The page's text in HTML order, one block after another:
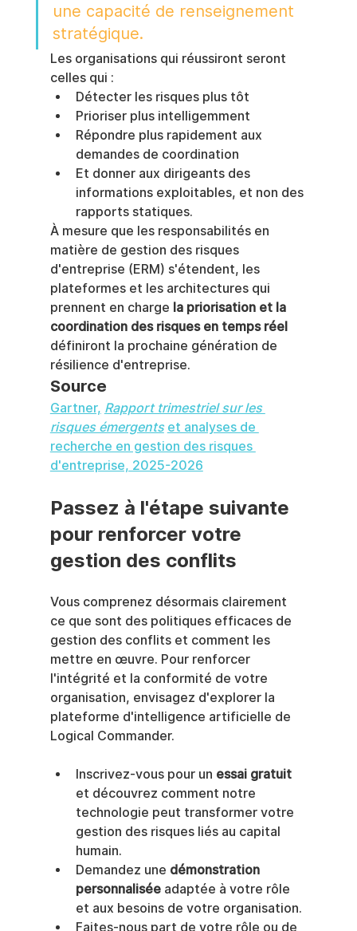
une capacité de renseignement
stratégique.
Les organisations qui réussiront seront
celles qui :
Détecter les risques plus tôt
Prioriser plus intelligemment
Répondre plus rapidement aux
demandes de coordination
Et donner aux dirigeants des
informations exploitables, et non des
rapports statiques.
À mesure que les responsabilités en
matière de gestion des risques
d'entreprise (ERM) s'étendent, les
plateformes et les architectures qui
prennent en charge la priorisation et la
coordination des risques en temps réel
définiront la prochaine génération de
résilience d'entreprise.
Source
Gartner, Rapport trimestriel sur les
risques émergents et analyses de
recherche en gestion des risques
d'entreprise, 2025-2026
Passez à l'étape suivante
pour renforcer votre
gestion des conflits
Vous comprenez désormais clairement
ce que sont des politiques efficaces de
gestion des conflits et comment les
mettre en œuvre. Pour renforcer
l'intégrité et la conformité de votre
organisation, envisagez d'explorer la
plateforme d'intelligence artificielle de
Logical Commander.
Inscrivez-vous pour un essai gratuit
et découvrez comment notre
technologie peut transformer votre
gestion des risques liés au capital
humain.
Demandez une démonstration
personnalisée adaptée à votre rôle
et aux besoins de votre organisation.
Faites-nous part de votre rôle ou de